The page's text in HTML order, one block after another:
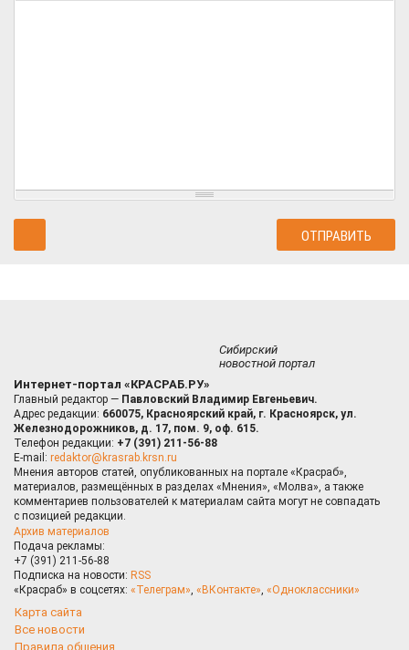
Сибирский
новостной портал
Интернет-портал «КРАСРАБ.РУ»
Главный редактор — Павловский Владимир Евгеньевич.
Адрес редакции: 660075, Красноярский край, г. Красноярск, ул.
Железнодорожников, д. 17, пом. 9, оф. 615.
Телефон редакции: +7 (391) 211-56-88
E-mail: redaktor@krasrab.krsn.ru
Мнения авторов статей, опубликованных на портале «Красраб»,
материалов, размещённых в разделах «Мнения», «Молва», а также
комментариев пользователей к материалам сайта могут не совпадать
с позицией редакции.
Архив материалов
Подача рекламы:
+7 (391) 211-56-88
Подписка на новости: RSS
«Красраб» в соцсетях: «Телеграм», «ВКонтакте», «Одноклассники»
Карта сайта
Все новости
Правила общения